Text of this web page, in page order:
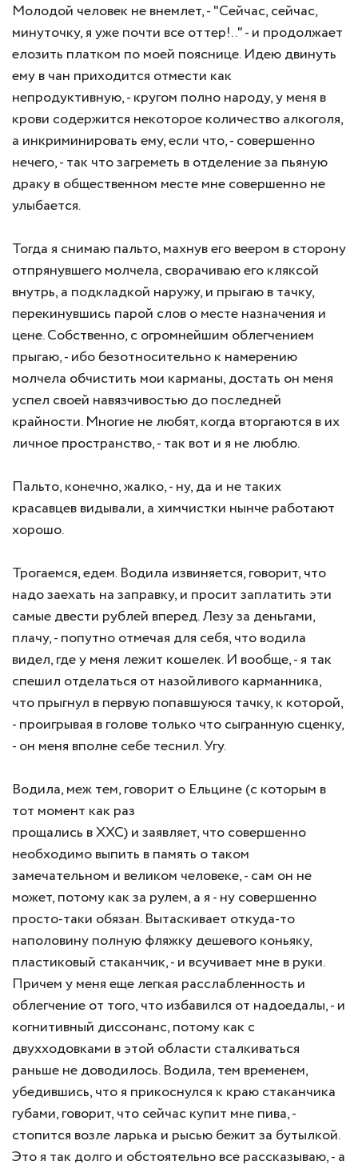
Молодой человек не внемлет, - "Сейчас, сейчас,
минуточку, я уже почти все оттер!.." - и продолжает
елозить платком по моей пояснице. Идею двинуть
ему в чан приходится отмести как
непродуктивную, - кругом полно народу, у меня в
крови содержится некоторое количество алкоголя,
а инкриминировать ему, если что, - совершенно
нечего, - так что загреметь в отделение за пьяную
драку в общественном месте мне совершенно не
улыбается.
Тогда я снимаю пальто, махнув его веером в сторону
отпрянувшего молчела, сворачиваю его кляксой
внутрь, а подкладкой наружу, и прыгаю в тачку,
перекинувшись парой слов о месте назначения и
цене. Собственно, с огромнейшим облегчением
прыгаю, - ибо безотносительно к намерению
молчела обчистить мои карманы, достать он меня
успел своей навязчивостью до последней
крайности. Многие не любят, когда вторгаются в их
личное пространство, - так вот и я не люблю.
Пальто, конечно, жалко, - ну, да и не таких
красавцев видывали, а химчистки нынче работают
хорошо.
Трогаемся, едем. Водила извиняется, говорит, что
надо заехать на заправку, и просит заплатить эти
самые двести рублей вперед. Лезу за деньгами,
плачу, - попутно отмечая для себя, что водила
видел, где у меня лежит кошелек. И вообще, - я так
спешил отделаться от назойливого карманника,
что прыгнул в первую попавшуюся тачку, к которой,
- проигрывая в голове только что сыгранную сценку,
- он меня вполне себе теснил. Угу.
Водила, меж тем, говорит о Ельцине (с которым в
тот момент как раз
прощались в ХХС) и заявляет, что совершенно
необходимо выпить в память о таком
замечательном и великом человеке, - сам он не
может, потому как за рулем, а я - ну совершенно
просто-таки обязан. Вытаскивает откуда-то
наполовину полную фляжку дешевого коньяку,
пластиковый стаканчик, - и всучивает мне в руки.
Причем у меня еще легкая расслабленность и
облегчение от того, что избавился от надоедалы, - и
когнитивный диссонанс, потому как с
двухходовками в этой области сталкиваться
раньше не доводилось. Водила, тем временем,
убедившись, что я прикоснулся к краю стаканчика
губами, говорит, что сейчас купит мне пива, -
стопится возле ларька и рысью бежит за бутылкой.
Это я так долго и обстоятельно все рассказываю, - а